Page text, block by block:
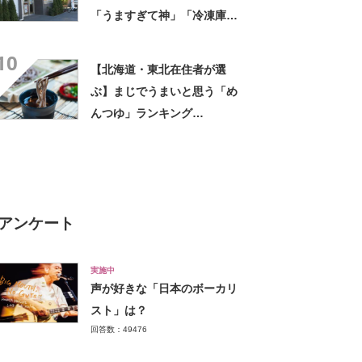
「うますぎて神」「冷凍庫に
【北海道・東北在住者が選
ぶ】まじでうまいと思う「め
んつゆ」ランキング
アンケート
実施中
声が好きな「日本のボーカリ
スト」は？
回答数：49476